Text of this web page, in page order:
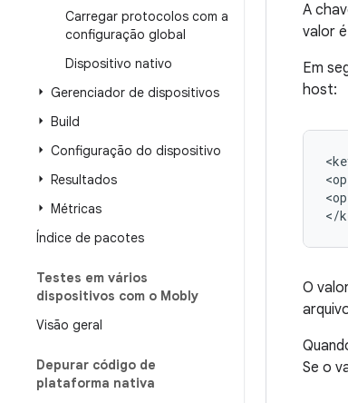
Carregar protocolos com a
configuração global
Dispositivo nativo
Gerenciador de dispositivos
Build
Configuração do dispositivo
Resultados
Métricas
Índice de pacotes
Testes em vários
dispositivos com o Mobly
Visão geral
Depurar código de
plataforma nativa
A
valor
Em
host:
O
Se o